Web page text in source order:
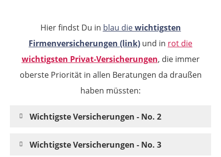
Hier findst Du in blau diewichtigsten
Firmenversicherungen (link) und in rot die
wichtigsten Privat-Versicherungen, die immer
oberste Priorität in allen Beratungen da draußen
haben müssten:
Wichtigste Versicherungen - No. 2
Wichtigste Versicherungen - No. 3